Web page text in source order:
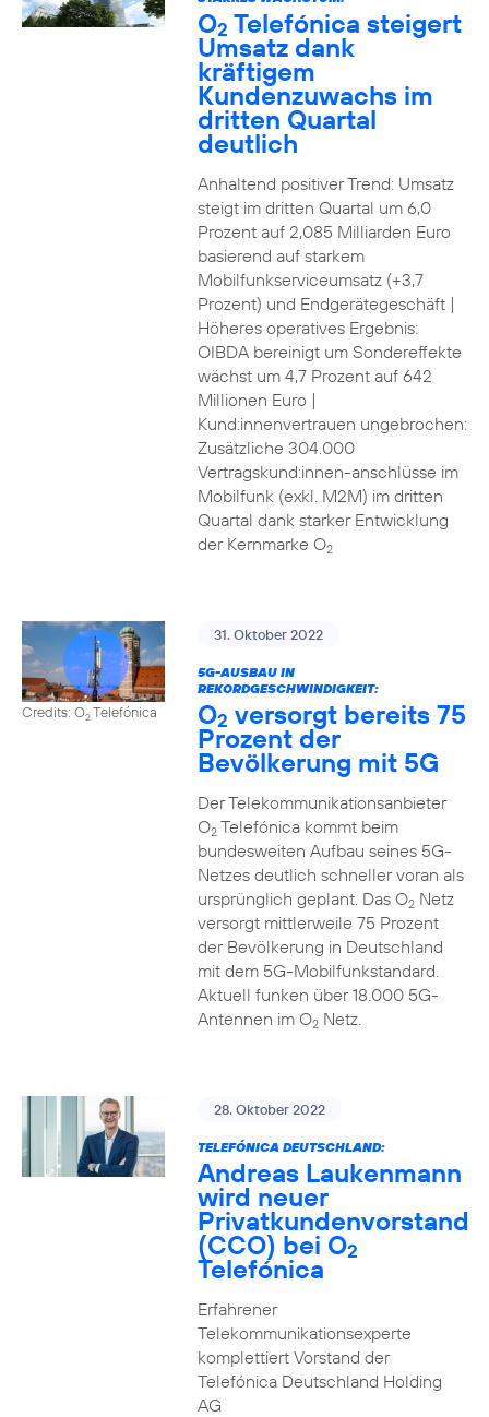
O2 Telefónica steigert
Umsatz dank
kräftigem
Kundenzuwachs im
dritten Quartal
deutlich
Anhaltend positiver Trend: Umsatz
steigt im dritten Quartal um 6,0
Prozent auf 2,085 Milliarden Euro
basierend auf starkem
Mobilfunkserviceumsatz (+3,7
Prozent) und Endgerätegeschäft |
Höheres operatives Ergebnis:
OIBDA bereinigt um Sondereffekte
wächst um 4,7 Prozent auf 642
Millionen Euro |
Kund:innenvertrauen ungebrochen:
Zusätzliche 304.000
Vertragskund:innen-anschlüsse im
Mobilfunk (exkl. M2M) im dritten
Quartal dank starker Entwicklung
der Kernmarke O2
Credits: O2Telefónica
31. Oktober 2022
5G-AUSBAU IN
REKORDGESCHWINDIGKEIT:
O2 versorgt bereits 75
Prozent der
Bevölkerung mit 5G
Der Telekommunikationsanbieter
O2Telefónica kommt beim
bundesweiten Aufbau seines 5G-
Netzes deutlich schneller voran als
ursprünglich geplant. Das O2Netz
versorgt mittlerweile 75 Prozent
der Bevölkerung in Deutschland
mit dem 5G-Mobilfunkstandard.
Aktuell funken über 18.000 5G-
Antennen im O2Netz.
28. Oktober 2022
TELEFÓNICA DEUTSCHLAND:
Andreas Laukenmann
wird neuer
Privatkundenvorstand
(CCO) bei O2
Telefónica
Erfahrener
Telekommunikationsexperte
komplettiert Vorstand der
Telefónica Deutschland Holding
AG